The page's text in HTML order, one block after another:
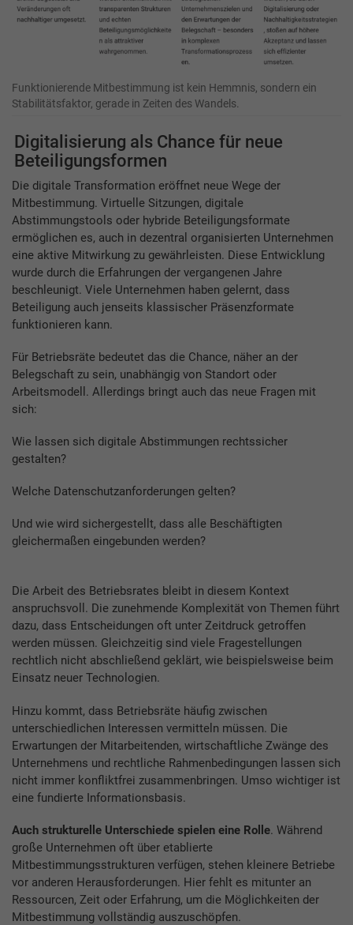
Funktionierende Mitbestimmung ist kein Hemmnis, sondern ein
Stabilitätsfaktor, gerade in Zeiten des Wandels.
Digitalisierung als Chance für neue
Beteiligungsformen
Die digitale Transformation eröffnet neue Wege der
Mitbestimmung. Virtuelle Sitzungen, digitale
Abstimmungstools oder hybride Beteiligungsformate
ermöglichen es, auch in dezentral organisierten Unternehmen
eine aktive Mitwirkung zu gewährleisten. Diese Entwicklung
wurde durch die Erfahrungen der vergangenen Jahre
beschleunigt. Viele Unternehmen haben gelernt, dass
Beteiligung auch jenseits klassischer Präsenzformate
funktionieren kann.
Für Betriebsräte bedeutet das die Chance, näher an der
Belegschaft zu sein, unabhängig von Standort oder
Arbeitsmodell. Allerdings bringt auch das neue Fragen mit
sich:
Wie lassen sich digitale Abstimmungen rechtssicher
gestalten?
Welche Datenschutzanforderungen gelten?
Und wie wird sichergestellt, dass alle Beschäftigten
gleichermaßen eingebunden werden?
Die Arbeit des Betriebsrates bleibt in diesem Kontext
anspruchsvoll. Die zunehmende Komplexität von Themen führt
dazu, dass Entscheidungen oft unter Zeitdruck getroffen
werden müssen. Gleichzeitig sind viele Fragestellungen
rechtlich nicht abschließend geklärt, wie beispielsweise beim
Einsatz neuer Technologien.
Hinzu kommt, dass Betriebsräte häufig zwischen
unterschiedlichen Interessen vermitteln müssen. Die
Erwartungen der Mitarbeitenden, wirtschaftliche Zwänge des
Unternehmens und rechtliche Rahmenbedingungen lassen sich
nicht immer konfliktfrei zusammenbringen. Umso wichtiger ist
eine fundierte Informationsbasis.
Auch strukturelle Unterschiede spielen eine Rolle. Während
große Unternehmen oft über etablierte
Mitbestimmungsstrukturen verfügen, stehen kleinere Betriebe
vor anderen Herausforderungen. Hier fehlt es mitunter an
Ressourcen, Zeit oder Erfahrung, um die Möglichkeiten der
Mitbestimmung vollständig auszuschöpfen.